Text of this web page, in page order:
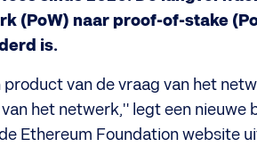
(PoW) naar proof-of-stake
is.
product van de vraag van het
het netwerk," legt een nieuwe
Ethereum Foundation website